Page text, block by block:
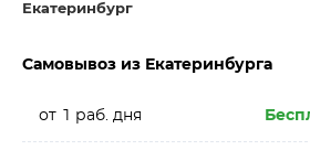
Екатеринбург
Самовывоз из Екатеринбурга
от 1 раб. дня